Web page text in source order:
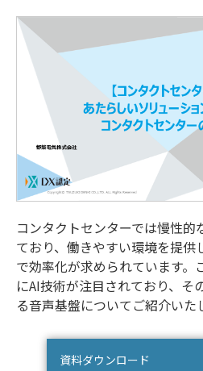
コンタクトセンターでは慢性的
ており、働きやすい環境を提
で効率化が求められています。
にAI技術が注目されており、そ
る音声基盤についてご紹介いた
資料ダウンロード